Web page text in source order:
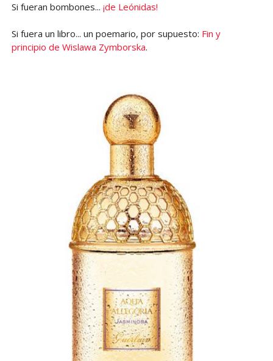
Si fueran bombones... ¡de Leónidas!
Si fuera un libro... un poemario, por supuesto: Fin y
principio de Wislawa Zymborska.